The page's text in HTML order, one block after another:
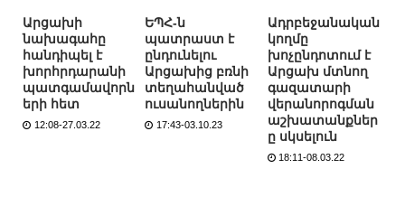
Արցախի
նախագահը
հանդիպել է
խորհրդարանի
պատգամավորն
երի հետ
12:08-27.03.22
ԵՊՀ-ն
պատրաստ է
ընդունելու
Արցախից բռնի
տեղահանված
ուսանողներին
17:43-03.10.23
Ադրբեջանական
կողմը
խոչընդոտում է
Արցախ մտնող
գազատարի
վերանորոգման
աշխատանքներ
ը սկսելուն
18:11-08.03.22